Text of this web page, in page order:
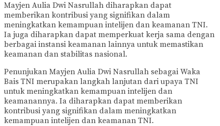
Mayjen Aulia Dwi Nasrullah diharapkan dapat
memberikan kontribusi yang signifikan dalam
meningkatkan kemampuan intelijen dan keamanan TNI.
Ia juga diharapkan dapat memperkuat kerja sama dengan
berbagai instansi keamanan lainnya untuk memastikan
keamanan dan stabilitas nasional.
Penunjukan Mayjen Aulia Dwi Nasrullah sebagai Waka
Bais TNI merupakan langkah lanjutan dari upaya TNI
untuk meningkatkan kemampuan intelijen dan
keamanannya. Ia diharapkan dapat memberikan
kontribusi yang signifikan dalam meningkatkan
kemampuan intelijen dan keamanan TNI.